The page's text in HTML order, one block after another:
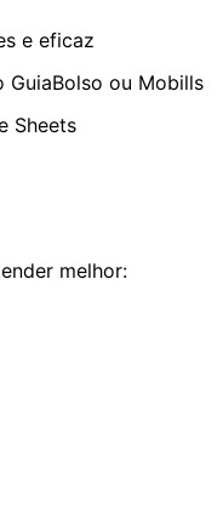
e eficaz
ou Mobills
Sheets
melhor: